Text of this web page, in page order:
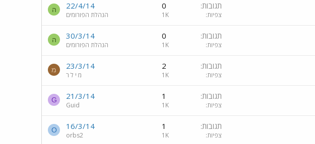
תגובות 0
צפיות 1K
22/4/14
הנהלת הפורומים
ה
תגובות 0
צפיות 1K
30/3/14
הנהלת הפורומים
ה
תגובות 2
צפיות 1K
23/3/14
מ י ל ר
מ
תגובות 1
צפיות 1K
21/3/14
Guid
G
תגובות 1
צפיות 1K
16/3/14
orbs2
O